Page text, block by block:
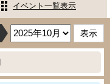
イベント一覧表示